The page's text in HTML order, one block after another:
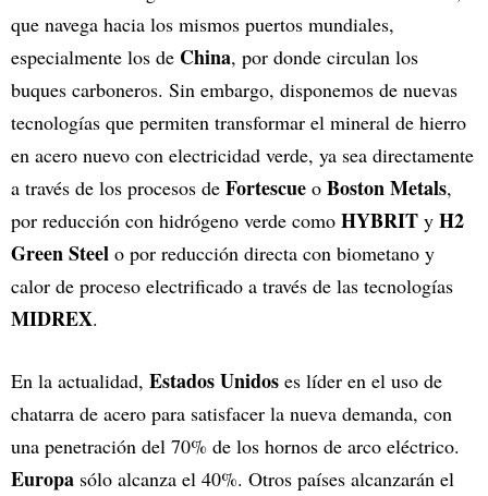
que navega hacia los mismos puertos mundiales,
especialmente los de China, por donde circulan los
buques carboneros. Sin embargo, disponemos de nuevas
tecnologías que permiten transformar el mineral de hierro
en acero nuevo con electricidad verde, ya sea directamente
a través de los procesos de Fortescue o Boston Metals,
por reducción con hidrógeno verde como HYBRIT y H2
Green Steel o por reducción directa con biometano y
calor de proceso electrificado a través de las tecnologías
MIDREX.
En la actualidad, Estados Unidos es líder en el uso de
chatarra de acero para satisfacer la nueva demanda, con
una penetración del 70% de los hornos de arco eléctrico.
Europa sólo alcanza el 40%. Otros países alcanzarán el